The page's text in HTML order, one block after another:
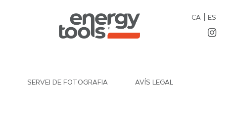
CA| ES
SERVEI DE FOTOGRAFIA AVÍS LEGAL